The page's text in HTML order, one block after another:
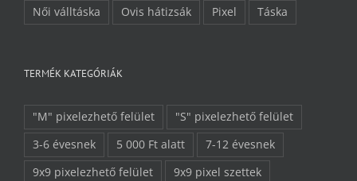
Női válltáska
Ovis hátizsák Pixel Táska
TERMÉK KATEGÓRIÁK
"M" pixelezhető felület
"S" pixelezhető felület
3-6 évesnek
5 000 Ft alatt
7-12 évesnek
9x9 pixelezhető felület
9x9 pixel szettek